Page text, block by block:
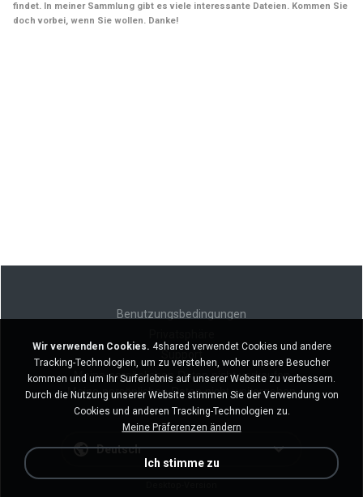
findet. In meiner Sammlung gibt es viele interessante Dateien. Kommen Sie
doch vorbei, wenn Sie wollen. Danke!
Benutzungsbedingungen
Meine persönlichen Daten nicht verkaufen
Meine persönlichen Daten nicht weitergeben
Deutsch
Wir verwenden Cookies. 4shared verwendet Cookies und andere
Tracking-Technologien, um zu verstehen, woher unsere Besucher
kommen und um Ihr Surferlebnis auf unserer Website zu verbessern.
Durch die Nutzung unserer Website stimmen Sie der Verwendung von
Cookies und anderen Tracking-Technologien zu.
Meine Präferenzen ändern
Ich stimme zu